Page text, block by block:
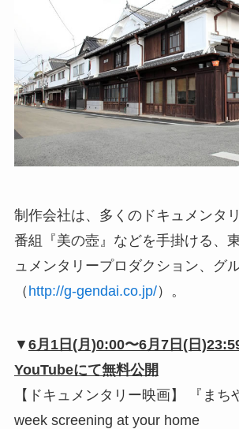
制作会社は、多くのドキュメンタ
番組『美の壺』などを手掛ける、
ュメンタリープロダクション、グ
（ http://g-gendai.co.jp/）。
▼ 6月1日(月)0:00〜6月7日(日
YouTubeにて無料公開
【ドキュメンタリー映画】 『まち
week screening at your home